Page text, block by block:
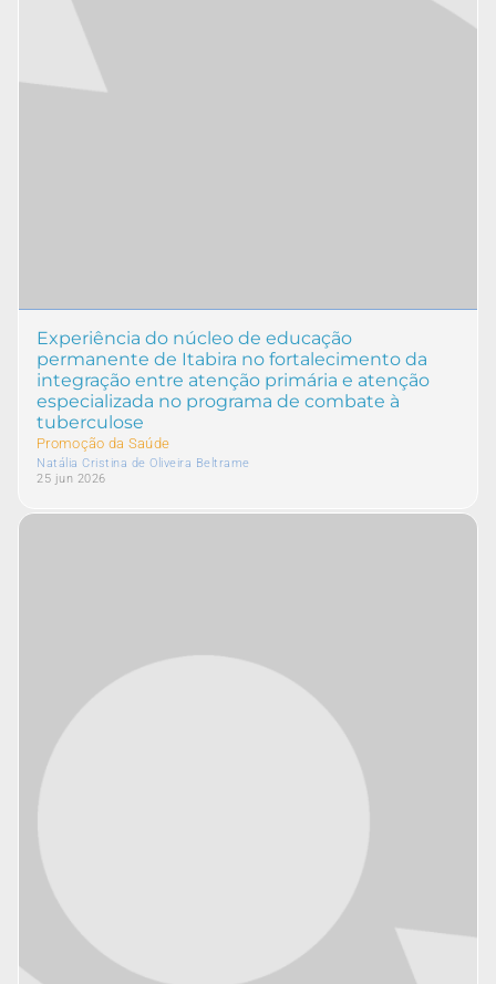
Experiência do núcleo de educação
permanente de Itabira no fortalecimento da
integração entre atenção primária e atenção
especializada no programa de combate à
tuberculose
Promoção da Saúde
Natália Cristina de Oliveira Beltrame
25 jun 2026